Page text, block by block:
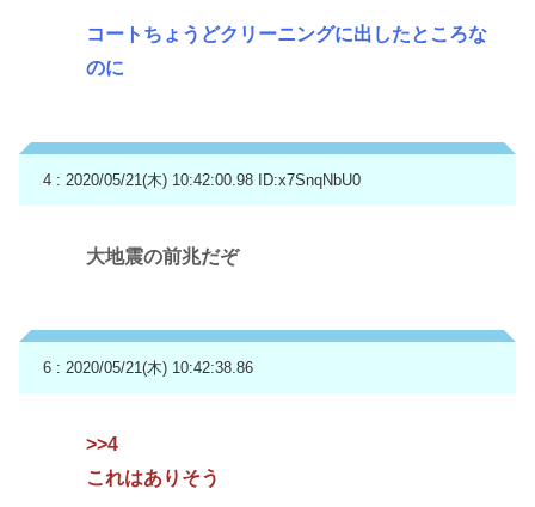
コートちょうどクリーニングに出したところな
のに
4 : 2020/05/21(木) 10:42:00.98 ID:x7SnqNbU0
大地震の前兆だぞ
6 : 2020/05/21(木) 10:42:38.86
>>4
これはありそう